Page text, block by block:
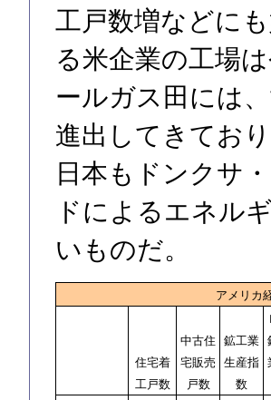
工戸数増などに
る米企業の工場
ールガス田には
進出してきてお
日本もドンクサ
ドによるエネル
いものだ。
アメリカ
住宅着
工戸数
中古住
宅販売
戸数
鉱工業
生産指
数